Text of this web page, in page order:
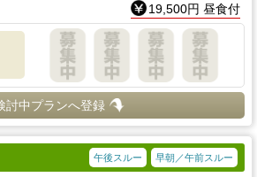
19,500円 昼食付
討中プランへ登録
早朝／午前スルー
午後スルー